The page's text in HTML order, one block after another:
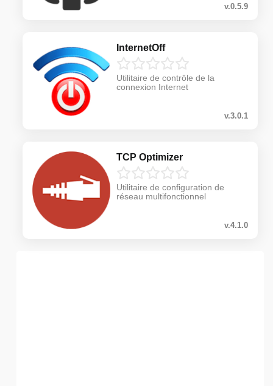
v.0.5.9
InternetOff
Utilitaire de contrôle de la
connexion Internet
v.3.0.1
TCP Optimizer
Utilitaire de configuration de
réseau multifonctionnel
v.4.1.0